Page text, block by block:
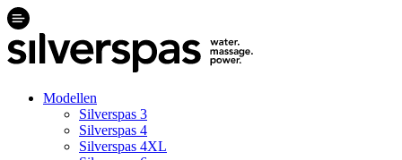
Modellen
Silverspas 3
Silverspas 4
Silverspas 4XL